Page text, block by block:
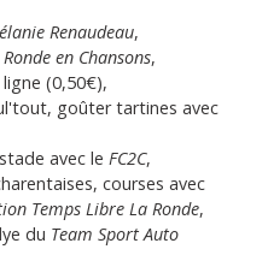
Renaudeau,
en Chansons,
(0,50€),
goûter tartines avec
avec le FC2C,
courses avec
Temps Libre La Ronde,
du Team Sport Auto